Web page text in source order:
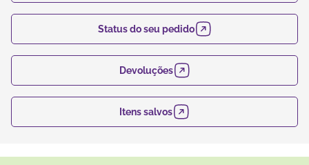
Status do seu pedido
Devoluções
Itens salvos